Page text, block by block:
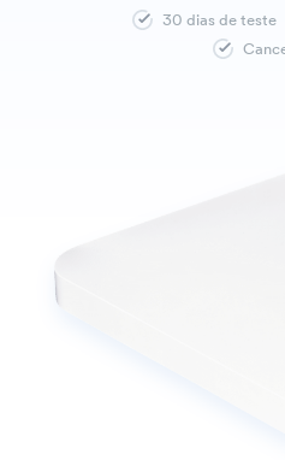
30 dias de teste